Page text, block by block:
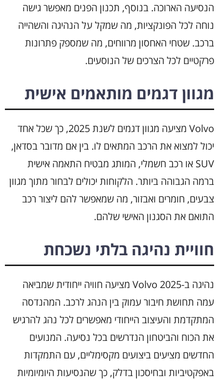
הנסיעה הארוכה. בנוסף, תכנון הפנים מאפשר גישה
נוחה לכל הפונקציות, מה שמקל על הנהיגה והשהייה
ברכב. שטחי האחסון מרווחים, מה שמספק פתרונות
פרקטיים לכל הצרכים של הנוסעים.
מגוון דגמים מותאמים אישית
Volvo מציעה מגוון דגמים לשנת 2025, כך שכל אחד
יכול למצוא את הרכב המתאים לו. בין אם מדובר בסדאן,
SUV או רכב חשמלי, המותג מבטיח התאמה אישית
ברמה הגבוהה ביותר. הלקוחות יכולים לבחור מתוך מגוון
צבעים, חומרים ואבזור, מה שמאפשר להם ליצור רכב
התואם את הסגנון האישי שלהם.
חוויית נהיגה בלתי נשכחת
נהיגה ב-Volvo 2025 מציעה חוויה ייחודית שמביאה
עמה תחושת חיבור עמוק בין הנהג לרכב. המהנדסה
המתקדמת והעיצוב הייחודי מאפשרים לכל נהג להרגיש
את הכוח והביטחון הנדרשים בכל נסיעה. המנועים
החדשים מציעים ביצועים מקסימליים, עם התמקדות
באפקטיביות ובחיסכון בדלק, כך שהנסיעות היומיומיות